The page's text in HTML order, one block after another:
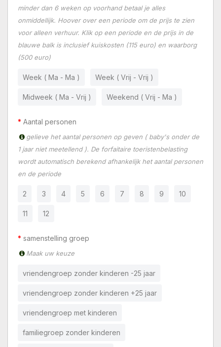
minder dan 6 weken op voorhand betaal je alles
onmiddellijk. Hoover over een periode om de prijs te zien
voor alleen verhuur. Klik op een periode en de prijs in de
blauwe balk is inclusief kuiskosten (115 euro) en waarborg
(500 euro)
Week ( Ma - Ma ) Week ( Vrij - Vrij )
Midweek ( Ma - Vrij ) Weekend ( Vrij - Ma )
Aantal personen
gelieve het aantal personen op geven ( baby's onder de
1 jaar niet meetellend ). De forfaitaire toeristenbelasting
wordt automatisch berekend afhankelijk het aantal personen
en de periode
2 3 4 5 6 7 8 9 10
11 12
samenstelling groep
Maak uw keuze
vriendengroep zonder kinderen -25 jaar
vriendengroep zonder kinderen +25 jaar
vriendengroep met kinderen
familiegroep zonder kinderen